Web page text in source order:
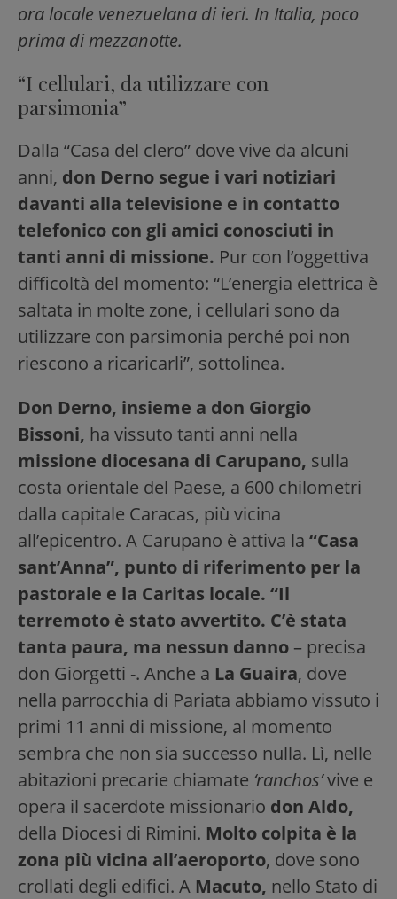
ora locale venezuelana di ieri. In Italia, poco
prima di mezzanotte.
“I cellulari, da utilizzare con
parsimonia”
Dalla “Casa del clero” dove vive da alcuni
anni, don Derno segue i vari notiziari
davanti alla televisione e in contatto
telefonico con gli amici conosciuti in
tanti anni di missione. Pur con l’oggettiva
difficoltà del momento: “L’energia elettrica è
saltata in molte zone, i cellulari sono da
utilizzare con parsimonia perché poi non
riescono a ricaricarli”, sottolinea.
Don Derno, insieme a don Giorgio
Bissoni, ha vissuto tanti anni nella
missione diocesana di Carupano, sulla
costa orientale del Paese, a 600 chilometri
dalla capitale Caracas, più vicina
all’epicentro. A Carupano è attiva la “Casa
sant’Anna”, punto di riferimento per la
pastorale e la Caritas locale. “Il
terremoto è stato avvertito. C’è stata
tanta paura, ma nessun danno – precisa
don Giorgetti -. Anche a La Guaira, dove
nella parrocchia di Pariata abbiamo vissuto i
primi 11 anni di missione, al momento
sembra che non sia successo nulla. Lì, nelle
abitazioni precarie chiamate ‘ranchos’vive e
opera il sacerdote missionario don Aldo,
della Diocesi di Rimini. Molto colpita è la
zona più vicina all’aeroporto, dove sono
crollati degli edifici. A Macuto, nello Stato di